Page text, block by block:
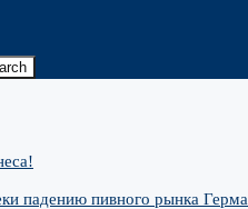
падению пивного рынка